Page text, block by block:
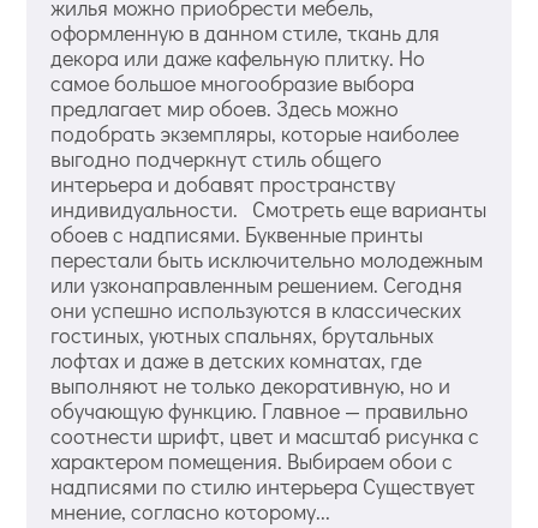
жилья можно приобрести мебель,
оформленную в данном стиле, ткань для
декора или даже кафельную плитку. Но
самое большое многообразие выбора
предлагает мир обоев. Здесь можно
подобрать экземпляры, которые наиболее
выгодно подчеркнут стиль общего
интерьера и добавят пространству
индивидуальности. Смотреть еще варианты
обоев с надписями. Буквенные принты
перестали быть исключительно молодежным
или узконаправленным решением. Сегодня
они успешно используются в классических
гостиных, уютных спальнях, брутальных
лофтах и даже в детских комнатах, где
выполняют не только декоративную, но и
обучающую функцию. Главное — правильно
соотнести шрифт, цвет и масштаб рисунка с
характером помещения. Выбираем обои с
надписями по стилю интерьера Существует
мнение, согласно которому...